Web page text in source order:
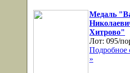
Медаль
Хитрово"
Лот: 095/
Подробное
»